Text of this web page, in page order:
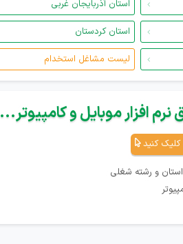
استان آذربایجان غربی
استان کردستان
لیست مشاغل استخدام
افزار موبایل و کامپیوتر...
کلیک کنید
و رشته شغلی